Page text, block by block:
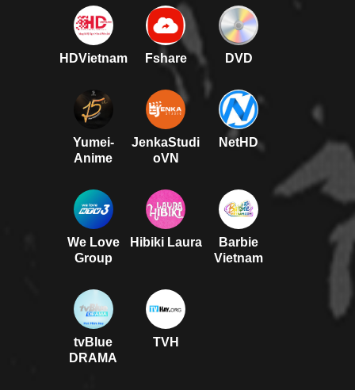
HDVietnam Fshare DVD
Yumei-
Anime
JenkaStudi
oVN
NetHD
We Love
Group
Hibiki Laura
Barbie
Vietnam
tvBlue
DRAMA
TVH